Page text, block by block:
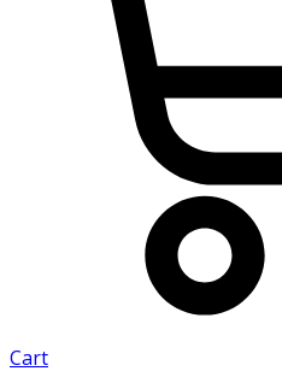
Cart